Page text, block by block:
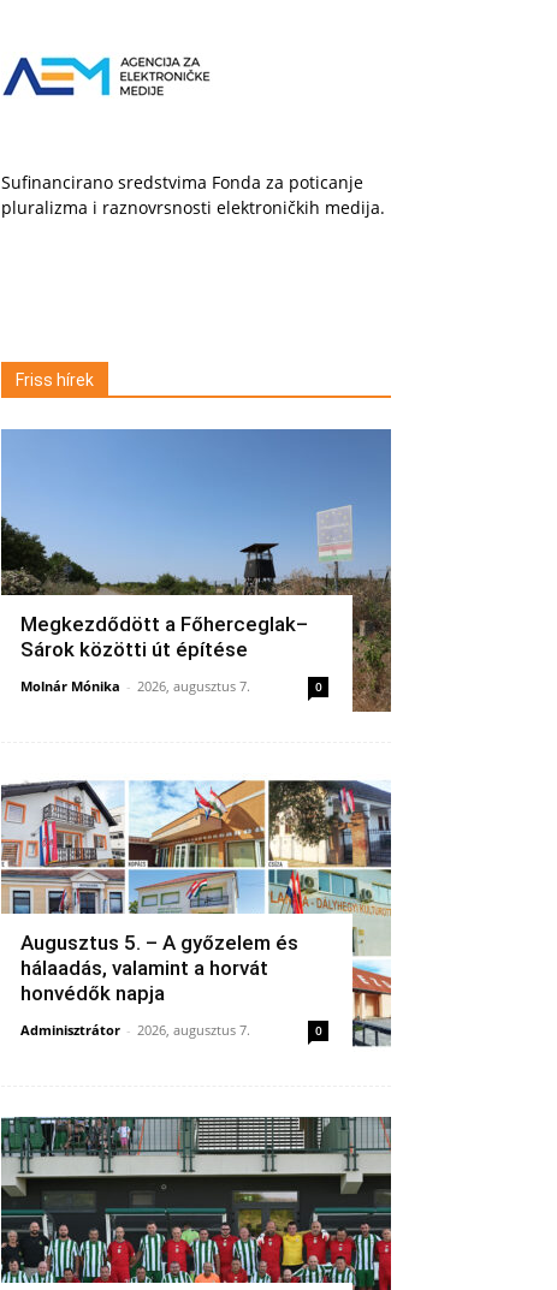
Sufinancirano sredstvima Fonda za poticanje
pluralizma i raznovrsnosti elektroničkih medija.
Friss hírek
Megkezdődött a Főherceglak–
Sárok közötti út építése
Molnár Mónika - 2026, augusztus 7. 0
Augusztus 5. – A győzelem és
hálaadás, valamint a horvát
honvédők napja
Adminisztrátor - 2026, augusztus 7. 0